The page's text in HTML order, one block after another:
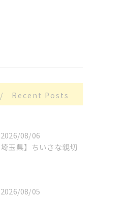
Recent Posts
2026/08/06
埼玉県】ちいさな親切
2026/08/05